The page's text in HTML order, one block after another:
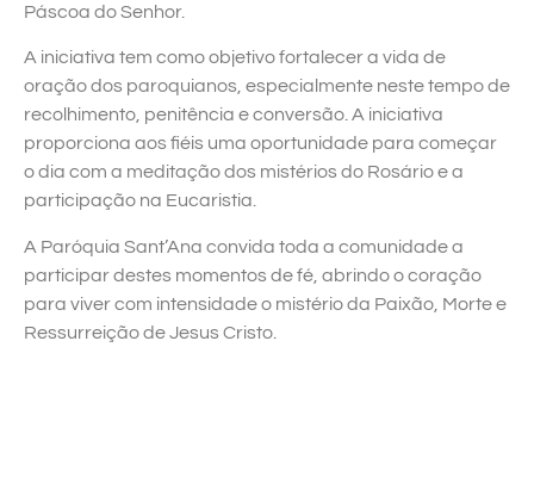
Páscoa do Senhor.
A iniciativa tem como objetivo fortalecer a vida de
oração dos paroquianos, especialmente neste tempo de
recolhimento, penitência e conversão. A iniciativa
proporciona aos fiéis uma oportunidade para começar
o dia com a meditação dos mistérios do Rosário e a
participação na Eucaristia.
A Paróquia Sant’Ana convida toda a comunidade a
participar destes momentos de fé, abrindo o coração
para viver com intensidade o mistério da Paixão, Morte e
Ressurreição de Jesus Cristo.